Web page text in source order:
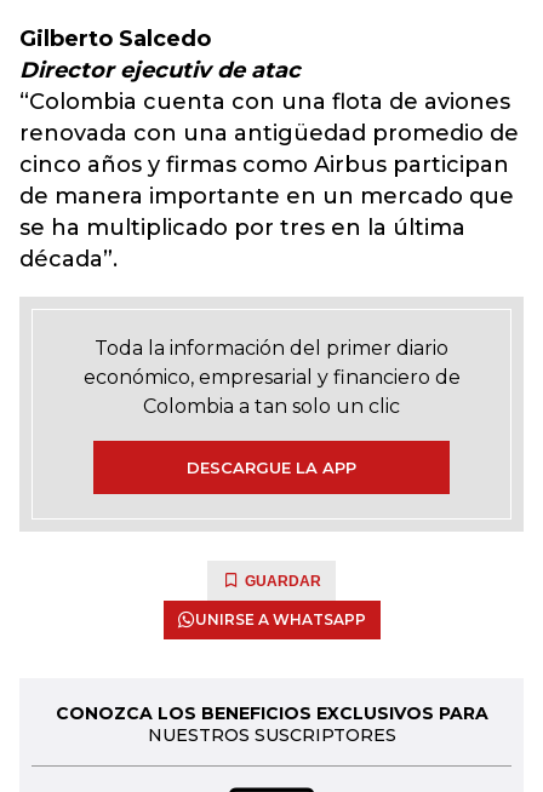
Gilberto Salcedo
Director ejecutiv de atac
“Colombia cuenta con una flota de aviones
renovada con una antigüedad promedio de
cinco años y firmas como Airbus participan
de manera importante en un mercado que
se ha multiplicado por tres en la última
década”.
Toda la información del primer diario
económico, empresarial y financiero de
Colombia a tan solo un clic
DESCARGUE LA APP
GUARDAR
UNIRSE A WHATSAPP
CONOZCA LOS BENEFICIOS EXCLUSIVOS PARA
NUESTROS SUSCRIPTORES